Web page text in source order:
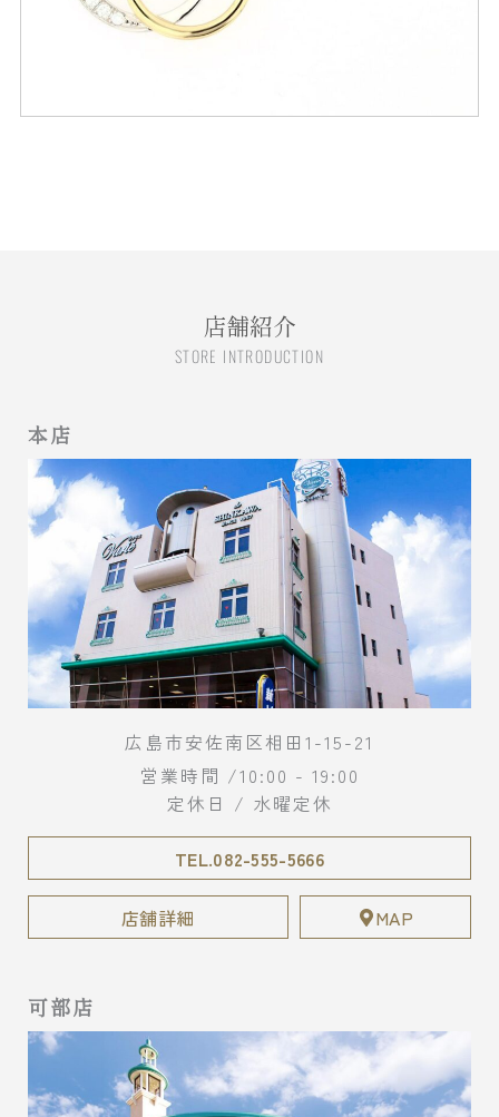
店舗紹介
STORE INTRODUCTION
本店
広島市安佐南区相田1-15-21
営業時間 /10:00 - 19:00
定休日 / 水曜定休
TEL.082-555-5666
店舗詳細 MAP
可部店